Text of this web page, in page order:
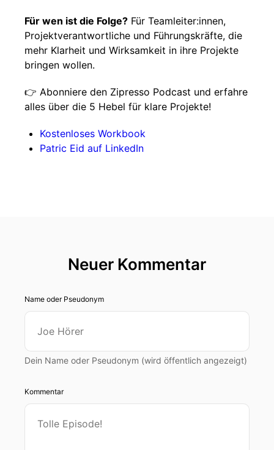
Für wen ist die Folge? Für Teamleiter:innen,
Projektverantwortliche und Führungskräfte, die
mehr Klarheit und Wirksamkeit in ihre Projekte
bringen wollen.
👉 Abonniere den Zipresso Podcast und erfahre
alles über die 5 Hebel für klare Projekte!
Kostenloses Workbook
Patric Eid auf LinkedIn
Neuer Kommentar
Name oder Pseudonym
Dein Name oder Pseudonym (wird öffentlich angezeigt)
Kommentar